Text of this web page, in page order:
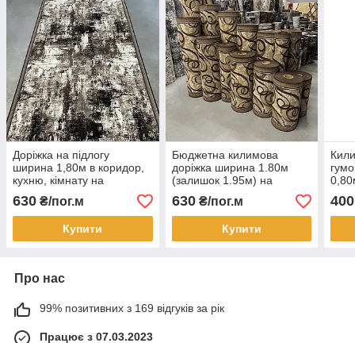
Доріжка на підлогу
ширина 1,80м в коридор,
кухню, кімнату на
повстяній основі Ессен
630 ₴/пог.м
Купити
Бюджетна килимова
доріжка ширина 1.80м
(залишок 1.95м) на
повстяній основі СТРІЧКА
630₴/пог.м
Купити
3м
400
Про нас
99% позитивних з 169 відгуків за рік
Працює з 07.03.2023